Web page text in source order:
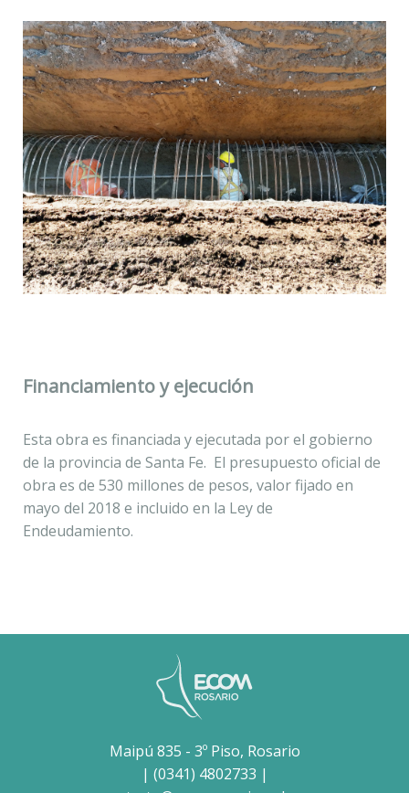
Financiamiento y ejecución
Esta obra es financiada y ejecutada por el gobierno
de la provincia de Santa Fe. El presupuesto oficial de
obra es de 530 millones de pesos, valor fijado en
mayo del 2018 e incluido en la Ley de
Endeudamiento.
Maipú 835 - 3º Piso, Rosario
| (0341) 4802733 |